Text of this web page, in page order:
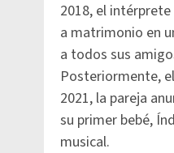
2018, el
a matrimonio en
a todos sus
Posteriormente,
2021, la pareja
su primer bebé,
musical.